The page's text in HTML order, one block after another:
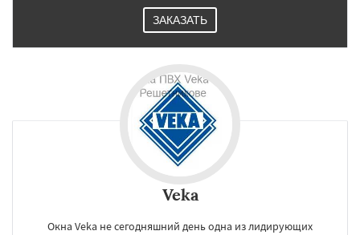
ЗАКАЗАТЬ
Veka
Окна Veka не сегодняшний день одна из лидирующих